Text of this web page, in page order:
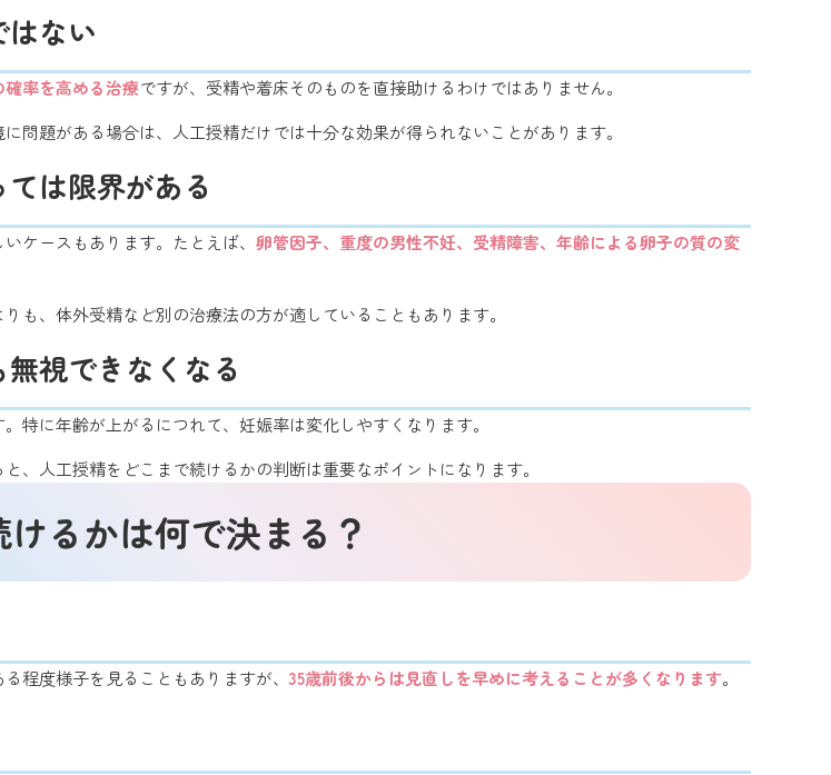
ない
率を高める治療ですが、受精や着床そのものを直接助けるわけではありません。
問題がある場合は、人工授精だけでは十分な効果が得られないことがあります。
は限界がある
ケースもあります。たとえば、 卵管因子、重度の男性不妊、受精障害、年齢による卵子の質の変
も、体外受精など別の治療法の方が適していることもあります。
視できなくなる
特に年齢が上がるにつれて、妊娠率は変化しやすくなります。
、人工授精をどこまで続けるかの判断は重要なポイントになります。
るかは何で決まる？
程度様子を見ることもありますが、35歳前後からは見直しを早めに考えることが多くなります。